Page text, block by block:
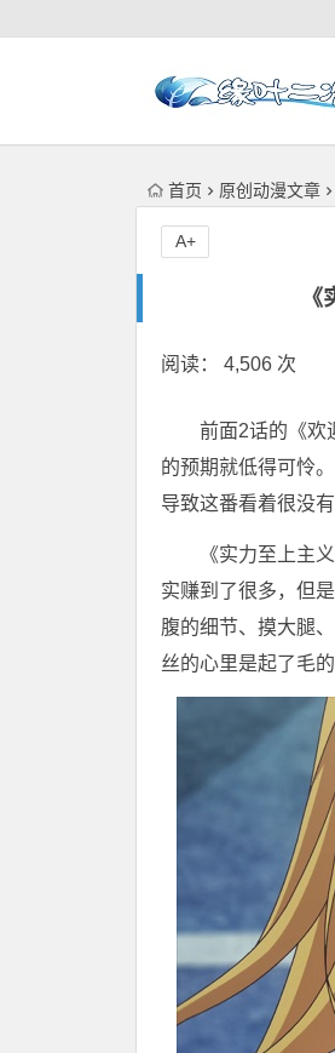
首页 原创动漫文章
A+
阅读： 4,506 次
前面2话的《欢
的预期就低得可怜
导致这番看着很没有
《实力至上主
实赚到了很多，但
腹的细节、摸大腿
丝的心里是起了毛的